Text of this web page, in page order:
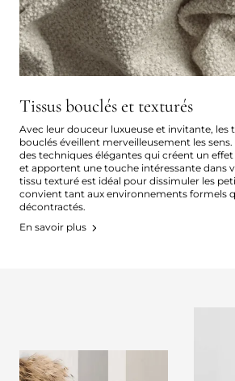
Tissus bouclés et texturés
Avec leur douceur luxueuse et invitante, les
bouclés éveillent merveilleusement les sens.
des techniques élégantes qui créent un
et apportent une touche intéressante dans
tissu texturé est idéal pour dissimuler les
convient tant aux environnements formels
décontractés.
En savoir plus